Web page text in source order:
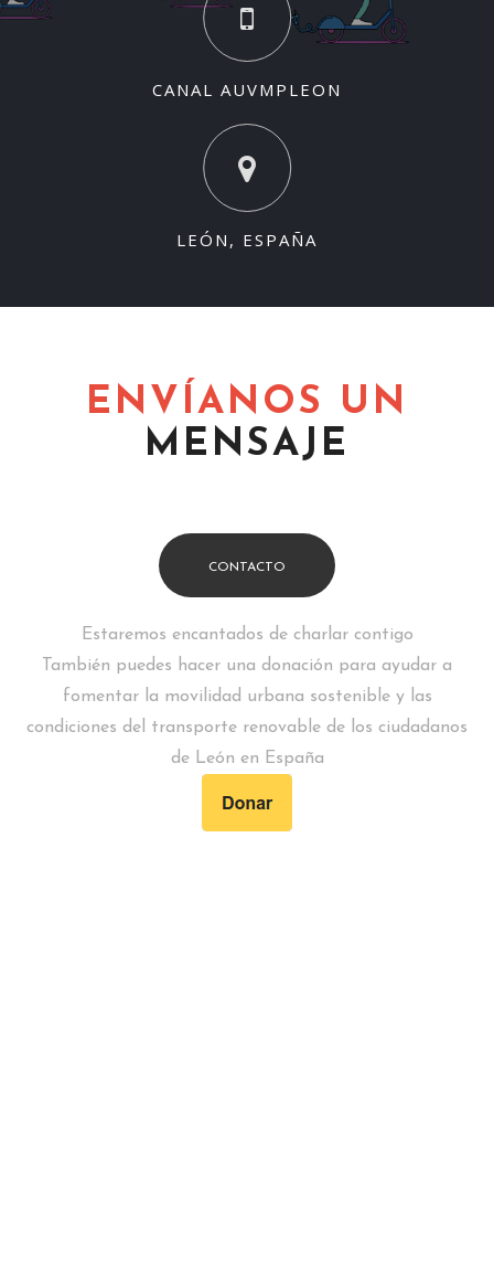
CANAL AUVMPLEON
LEÓN, ESPAÑA
ENVÍANOS UN
MENSAJE
CONTACTO
Estaremos encantados de charlar contigo
También puedes hacer una donación para ayudar a
fomentar la movilidad urbana sostenible y las
condiciones del transporte renovable de los ciudadanos
de León en España